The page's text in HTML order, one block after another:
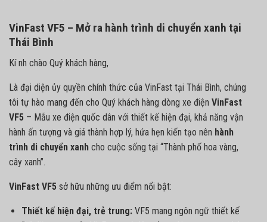
VinFast VF5 – Mở ra hành trình di chuyển xanh tại
Thái Bình
Kí nh chào Quý khách hàng,
Là đại diện ủy quyền chính thức của VinFast tại Thái Bình, chúng
tôi tự hào mang đến cho Quý khách hàng dòng xe điện VinFast
VF5 – Mẫu xe điện quốc dân với thiết kế hiện đại, khả năng vận
hành ấn tượng và giá thành hợp lý, hứa hẹn kiến tạo nên hành
trình di chuyển xanh cho cuộc sống tại “Thành phố hoa vàng,
cây xanh”.
VinFast VF5 sở hữu những ưu điểm nổi bật:
Thiết kế hiện đại, trẻ trung:VF5 mang ngôn ngữ thiết kế